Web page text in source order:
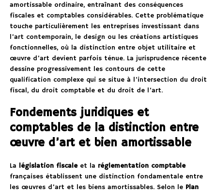
amortissable ordinaire, entraînant des conséquences
fiscales et comptables considérables. Cette problématique
touche particulièrement les entreprises investissant dans
l’art contemporain, le design ou les créations artistiques
fonctionnelles, où la distinction entre objet utilitaire et
œuvre d’art devient parfois ténue. La jurisprudence récente
dessine progressivement les contours de cette
qualification complexe qui se situe à l’intersection du droit
fiscal, du droit comptable et du droit de l’art.
Fondements juridiques et
comptables de la distinction entre
œuvre d’art et bien amortissable
La législation fiscaleet la réglementation comptable
françaises établissent une distinction fondamentale entre
les œuvres d’art et les biens amortissables. Selon le Plan